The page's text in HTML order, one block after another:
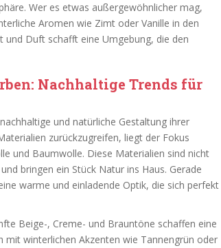
Wer es etwas außergewöhnlicher mag,
Aromen wie Zimt oder Vanille in den
und Duft schafft eine Umgebung, die den
Nachhaltige Trends für
und natürliche Gestaltung ihrer
zurückzugreifen, liegt der Fokus
und Baumwolle. Diese Materialien sind nicht
bringen ein Stück Natur ins Haus. Gerade
warme und einladende Optik, die sich perfekt
Beige-, Creme- und Brauntöne schaffen eine
mit winterlichen Akzenten wie Tannengrün oder